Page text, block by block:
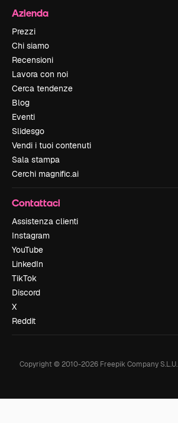
Azienda
Prezzi
Chi siamo
Recensioni
Lavora con noi
Cerca tendenze
Blog
Eventi
Slidesgo
Vendi i tuoi contenuti
Sala stampa
Cerchi magnific.ai
Contattaci
Assistenza clienti
Instagram
YouTube
LinkedIn
TikTok
Discord
X
Reddit
Copyright © 2010-2026Freepik Company S.L.U.